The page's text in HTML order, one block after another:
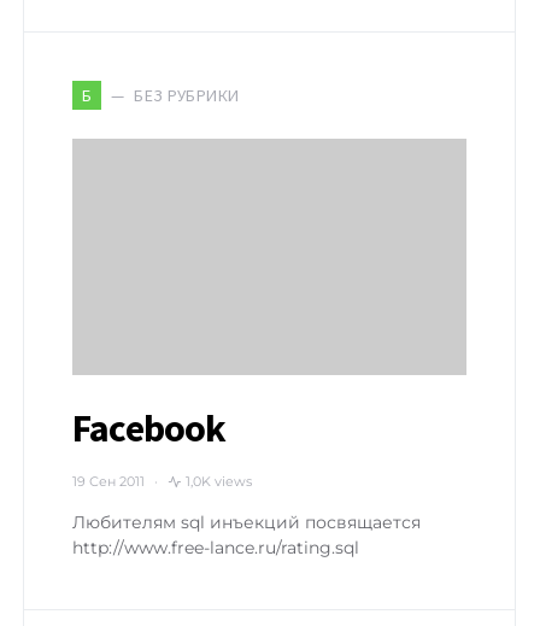
Б БЕЗ РУБРИКИ
Facebook
19 Сен 2011 1,0K views
Любителям sql инъекций посвящается
http://www.free-lance.ru/rating.sql